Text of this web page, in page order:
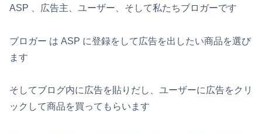
ASP 、広告主、ユーザー、そして私たちブロガーです
ブロガー は ASP に登録をして広告を出したい商品を選び
ます
そしてブログ内に広告を貼りだし、ユーザーに広告をクリ
ックして商品を買ってもらいます